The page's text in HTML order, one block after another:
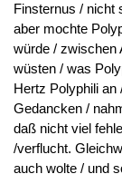
Finsternus / nicht
aber mochte
würde / zwischen
wüsten / was
Hertz Polyphili an
Gedancken /
daß nicht viel
/verflucht.
auch wolte / und